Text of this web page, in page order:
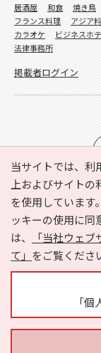
当サイトでは、利
上およびサイト
を使用しています
ッキーの使用に同
は、
「当社ウェ
て」 をご覧くださ
「
e-NAVITA（イー
利用規約
サイトマッ
居酒屋 和食 焼き鳥
フランス料理
アジア
カラオケ
ビジネスホ
法律事務所
掲載者ログイン